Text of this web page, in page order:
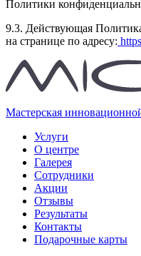
Политики
9.3. Действующая
на странице по адресу:
Мастерская
Услуги
О центре
Галерея
Сотрудники
Акции
Отзывы
Результаты
Контакты
Подарочные карты